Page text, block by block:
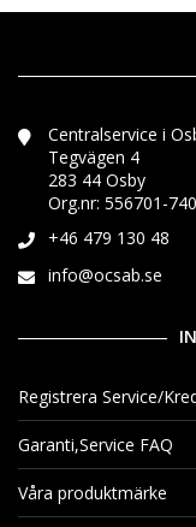
Centralservice i
Tegvägen 4
283 44 Osby
Org.nr: 556701-
+46 479 130 48
info@ocsab.se
Registrera Service/
Garanti,Service FAQ
Våra produktmärke